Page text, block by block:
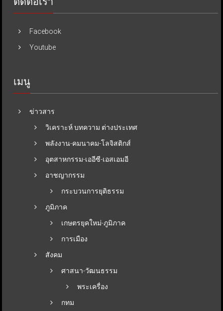
Facebook
Youtube
เมนู
ข่าวสาร
วิเคราะห์ บทความ ต่างประเทศ
พลังงาน-คมนาคม-โลจิสติกส์
อุตสาหกรรม-เออีซี-เอสเอมอี
อาชญากรรม
กระบวนการยุติธรรม
ภูมิภาค
เกษตรยุคใหม่-ภูมิภาค
การเมือง
สังคม
ศาสนา-วัฒนธรรม
พระเครื่อง
กทม